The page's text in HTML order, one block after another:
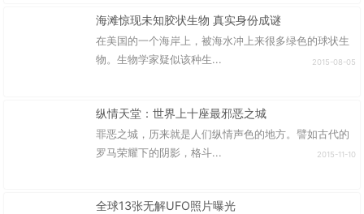
海滩惊现未知胶状生物 真实身份成谜
在美国的一个海岸上，被海水冲上来很多绿色的球状生
物。生物学家疑似该种生...
2015-08-05
纵情天堂：世界上十座最邪恶之城
罪恶之城，历来就是人们纵情声色的地方。譬如古代的
罗马荣耀下的阴影，格斗...
2015-11-10
全球13张无解UFO照片曝光